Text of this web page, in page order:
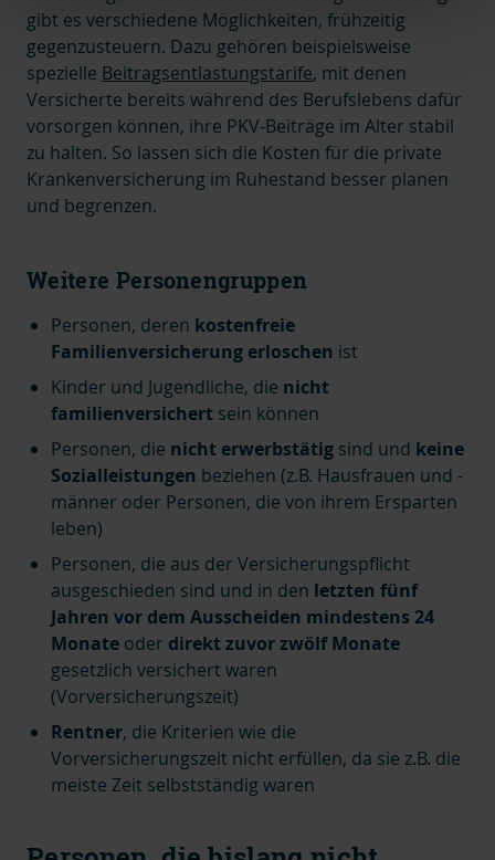
gibt es verschiedene Möglichkeiten, frühzeitig
gegenzusteuern. Dazu gehören beispielsweise
spezielle Beitragsentlastungstarife, mit denen
Versicherte bereits während des Berufslebens dafür
vorsorgen können, ihre PKV-Beiträge im Alter stabil
zu halten. So lassen sich die Kosten für die private
Krankenversicherung im Ruhestand besser planen
und begrenzen.
Weitere Personengruppen
Personen, deren kostenfreie
Familienversicherung erloschen ist
Kinder und Jugendliche, die nicht
familienversichert sein können
Personen, die nicht erwerbstätig sind und keine
Sozialleistungen beziehen (z.B. Hausfrauen und -
männer oder Personen, die von ihrem Ersparten
leben)
Personen, die aus der Versicherungspflicht
ausgeschieden sind und in den letzten fünf
Jahren vor dem Ausscheiden mindestens 24
Monate oder direkt zuvor zwölf Monate
gesetzlich versichert waren
(Vorversicherungszeit)
Rentner, die Kriterien wie die
Vorversicherungszeit nicht erfüllen, da sie z.B. die
meiste Zeit selbstständig waren